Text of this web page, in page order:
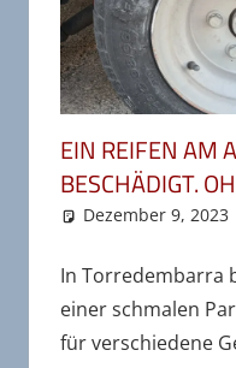
EIN REIFEN AM
BESCHÄDIGT.
Dezember 9, 2023
In Torredembarra
einer schmalen
für verschiedene